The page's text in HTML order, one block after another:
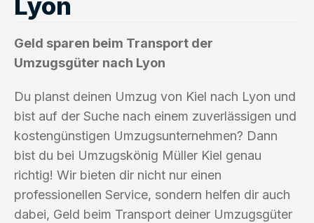
Geld sparen beim Transport der
Umzugsgüter nach Lyon
Du planst deinen Umzug von Kiel nach Lyon und
bist auf der Suche nach einem zuverlässigen und
kostengünstigen Umzugsunternehmen? Dann
bist du bei Umzugskönig Müller Kiel genau
richtig! Wir bieten dir nicht nur einen
professionellen Service, sondern helfen dir auch
dabei, Geld beim Transport deiner Umzugsgüter